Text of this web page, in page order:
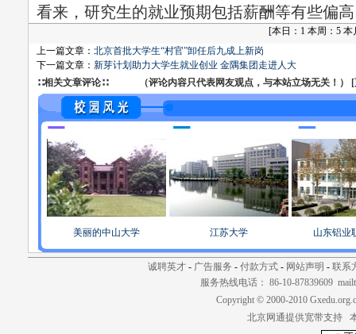
看来，研究生的就业预期包括薪酬等有些偏
[本日：1 本周：5
上一篇文章： 北京首批大学生“村官”卸任后九成上新岗
下一篇文章： 新芽计划助力大学生就业创业 金隅集团走进人大
∷相关文章评论∷ （评论内容只代表网友观点，与本站立场无关！） [
美丽的中山大学 江苏大学 山东铝业
诚聘英才- 广告服务 - 付款方式- 网站声明 - 联系
服务热线电话： 86-10-87839609
Copyright © 2000-2010
北京网通提供宽带支持